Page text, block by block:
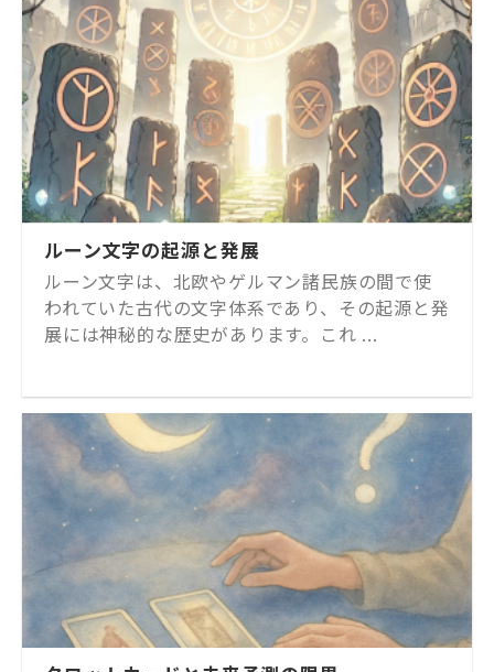
ルーン文字の起源と発展
ルーン文字は、北欧やゲルマン諸民族の間で使
われていた古代の文字体系であり、その起源と発
展には神秘的な歴史があります。これ ...